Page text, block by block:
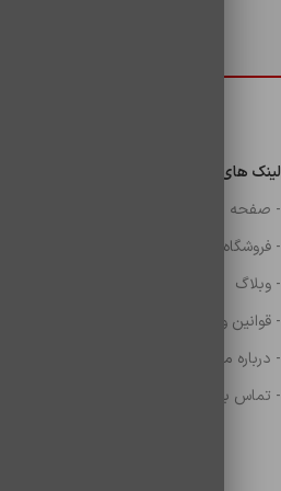
لینک های مهم
- صفحه اصلی
- فروشگاه
- وبلاگ
- قوانین و مقررات
- درباره ما
- تماس با ما